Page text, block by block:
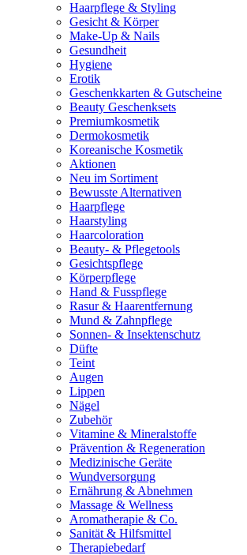
Haarpflege & Styling
Gesicht & Körper
Make-Up & Nails
Gesundheit
Hygiene
Erotik
Geschenkkarten & Gutscheine
Beauty Geschenksets
Premiumkosmetik
Dermokosmetik
Koreanische Kosmetik
Aktionen
Neu im Sortiment
Bewusste Alternativen
Haarpflege
Haarstyling
Haarcoloration
Beauty- & Pflegetools
Gesichtspflege
Körperpflege
Hand & Fusspflege
Rasur & Haarentfernung
Mund & Zahnpflege
Sonnen- & Insektenschutz
Düfte
Teint
Augen
Lippen
Nägel
Zubehör
Vitamine & Mineralstoffe
Prävention & Regeneration
Medizinische Geräte
Wundversorgung
Ernährung & Abnehmen
Massage & Wellness
Aromatherapie & Co.
Sanität & Hilfsmittel
Therapiebedarf